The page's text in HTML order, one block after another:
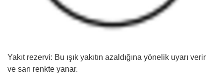
Yakıt rezervi: Bu ışık yakıtın azaldığına yönelik uyarı verir
ve sarı renkte yanar.